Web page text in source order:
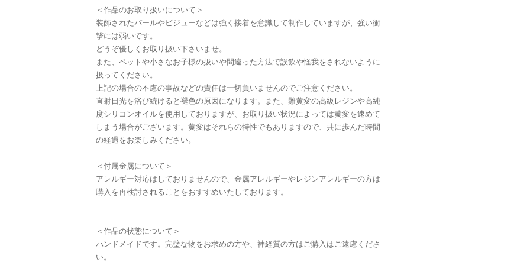
＜作品のお取り扱いについて＞
装飾されたパールやビジューなどは強く接着を意識して制作していますが、強い衝
撃には弱いです。
どうぞ優しくお取り扱い下さいませ。
また、ペットや小さなお子様の扱いや間違った方法で誤飲や怪我をされないように
扱ってください。
上記の場合の不慮の事故などの責任は一切負いませんのでご注意ください。
直射日光を浴び続けると褪色の原因になります。また、難黄変の高級レジンや高純
度シリコンオイルを使用しておりますが、お取り扱い状況によっては黄変を速めて
しまう場合がございます。黄変はそれらの特性でもありますので、共に歩んだ時間
の経過をお楽しみください。
＜付属金属について＞
アレルギー対応はしておりませんので、金属アレルギーやレジンアレルギーの方は
購入を再検討されることをおすすめいたしております。
＜作品の状態について＞
ハンドメイドです。完璧な物をお求めの方や、神経質の方はご購入はご遠慮くださ
い。